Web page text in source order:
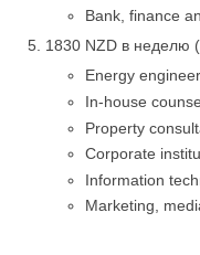
Bank, finance
1830 NZD в неделю
Energy engineer
In-house
Property
Corporate
Information
Marketing,